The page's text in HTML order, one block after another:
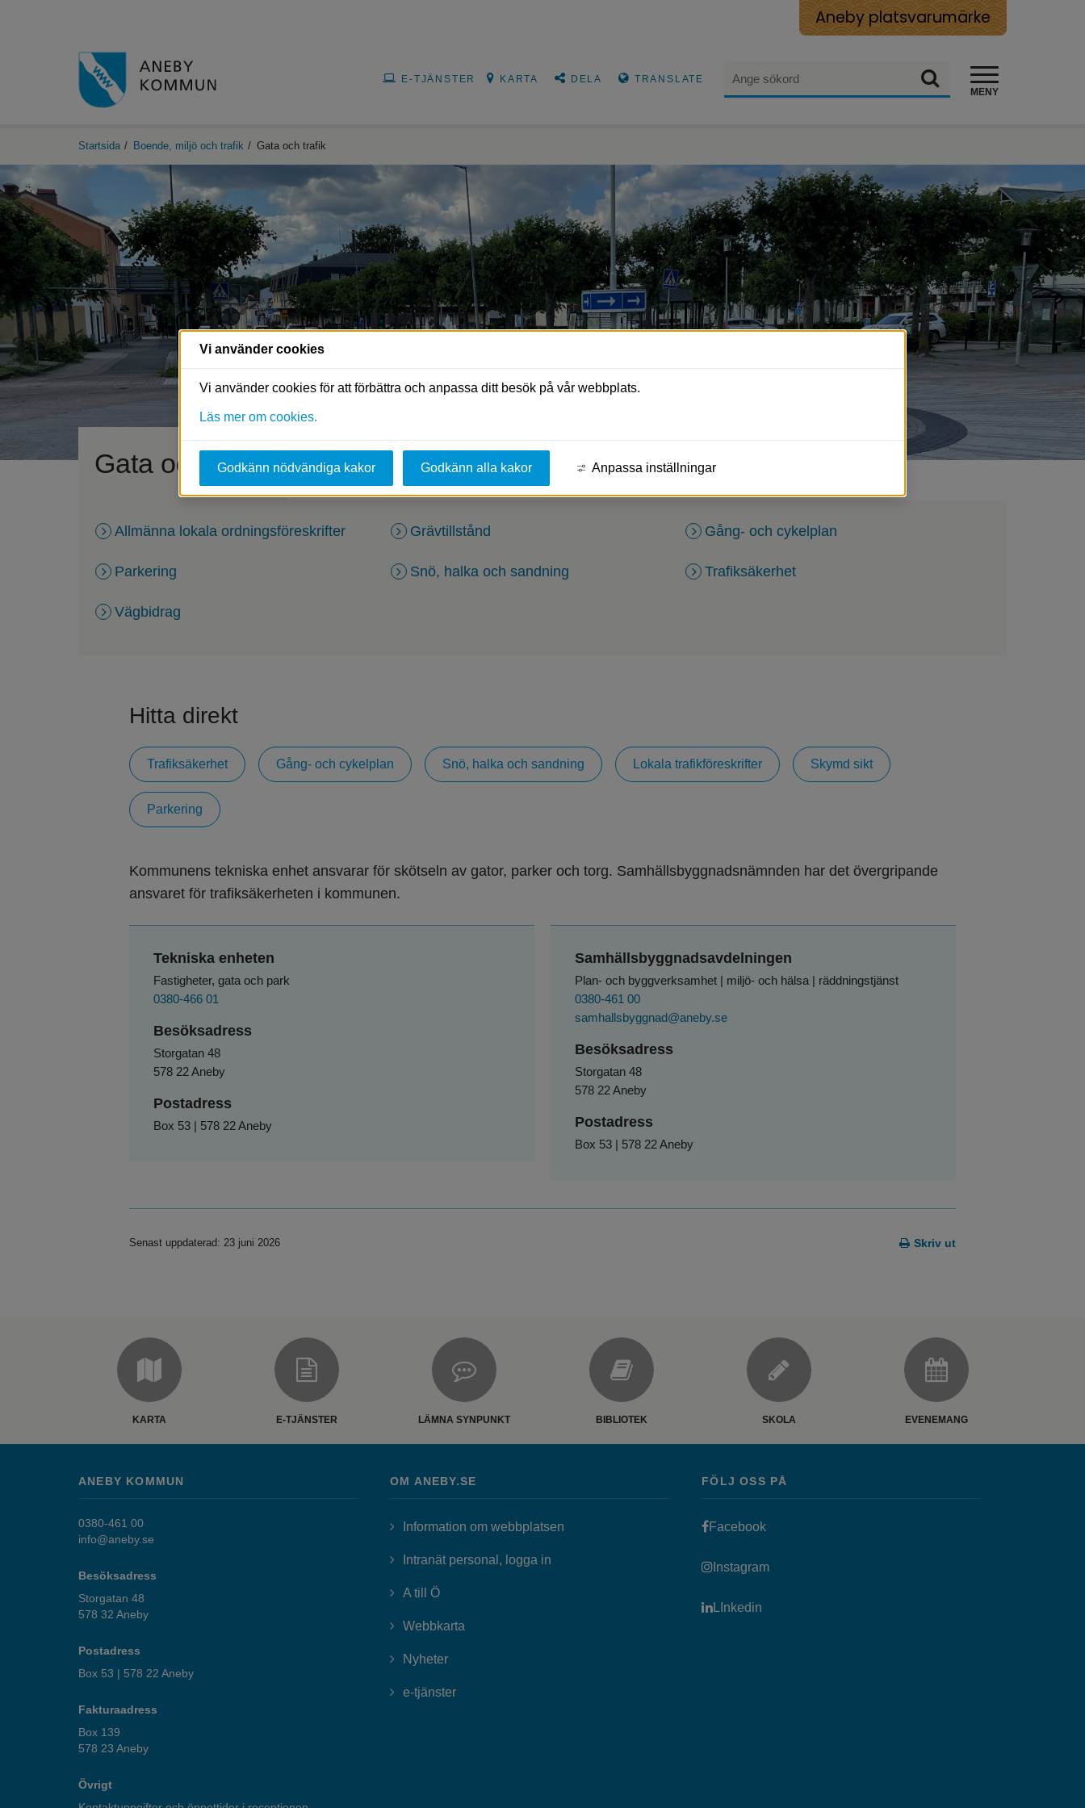
Aneby platsvarumärke
Sök
MENY
E-TJÄNSTER KARTA DELA TRANSLATE
Startsida / Boende, miljö och trafik / Gata och trafik
Gata och trafik
Allmänna lokala ordningsföreskrifter Grävtillstånd Gång- och cykelplan
Parkering Snö, halka och sandning Trafiksäkerhet
Vägbidrag
Hitta direkt
Trafiksäkerhet Gång- och cykelplan Snö, halka och sandning Lokala trafikföreskrifter Skymd sikt
Parkering
Kommunens tekniska enhet ansvarar för skötseln av gator, parker och torg. Samhällsbyggnadsnämnden har det övergripande
ansvaret för trafiksäkerheten i kommunen.
Tekniska enheten
Fastigheter, gata och park
0380-466 01
Besöksadress
Storgatan 48
578 22 Aneby
Postadress
Box 53 | 578 22 Aneby
Samhällsbyggnadsavdelningen
Plan- och byggverksamhet | miljö- och hälsa | räddningstjänst
0380-461 00
samhallsbyggnad@aneby.se
Besöksadress
Storgatan 48
578 22 Aneby
Postadress
Box 53 | 578 22 Aneby
Skriv ut
Senast uppdaterad: 23 juni 2026
KARTA E-TJÄNSTER LÄMNA SYNPUNKT BIBLIOTEK SKOLA EVENEMANG
ANEBY KOMMUN
0380-461 00
info@aneby.se
Besöksadress
Storgatan 48
578 32 Aneby
Postadress
Box 53 | 578 22 Aneby
Fakturaadress
Box 139
578 23 Aneby
Övrigt
OM ANEBY.SE
Information om webbplatsen
Intranät personal, logga in Länk till annan webbplats, öppnas i nytt fönster.
A till Ö
Webbkarta
Nyheter
e-tjänsterLänk till annan webbplats, öppnas i nytt fönster.
FÖLJ OSS PÅ
FacebookLänk till annan webbplats, öppnas i nytt fönster.
InstagramLänk till annan webbplats, öppnas i nytt fönster.
LInkedin
Vi använder cookies
Vi använder cookies för att förbättra och anpassa ditt besök på vår webbplats.
Läs mer om cookies.
Godkänn nödvändiga kakor Godkänn alla kakor Anpassa inställningar